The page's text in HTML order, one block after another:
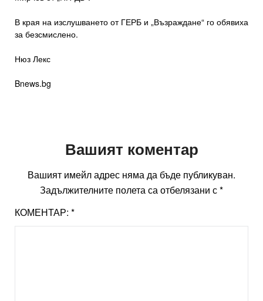
В края на изслушването от ГЕРБ и „Възраждане“ го обявиха
за безсмислено.
Нюз Лекс
Bnews.bg
Вашият коментар
Вашият имейл адрес няма да бъде публикуван.
Задължителните полета са отбелязани с*
КОМЕНТАР: *